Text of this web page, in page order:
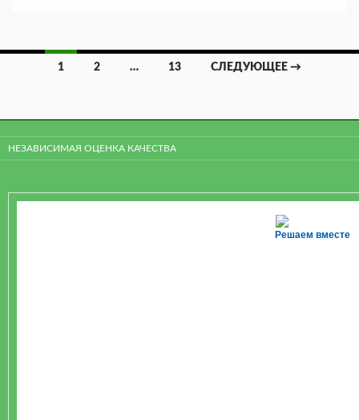
по
записям
1 2 … 13 СЛЕДУЮЩЕЕ →
НЕЗАВИСИМАЯ ОЦЕНКА КАЧЕСТВА
Решаем вместе